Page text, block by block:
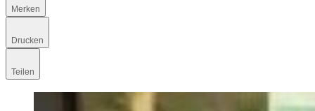
Merken
Drucken
Teilen